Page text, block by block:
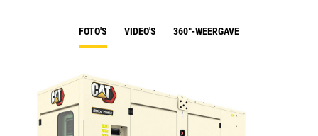
FOTO'S VIDEO'S 360°-WEERGAVE